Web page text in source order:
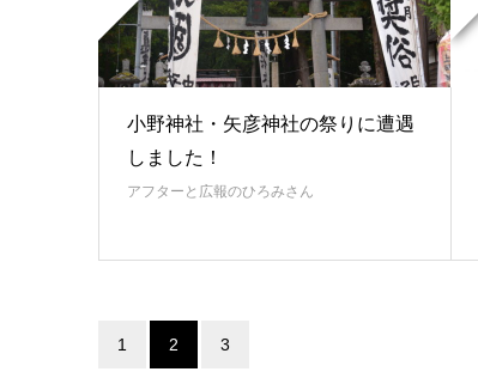
小野神社・矢彦神社の祭りに遭遇
しました！
アフターと広報のひろみさん
1 2 3